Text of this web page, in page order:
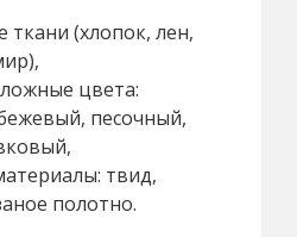
ткани (хлопок, лен,
цвета:
песочный,
твид,
полотно.